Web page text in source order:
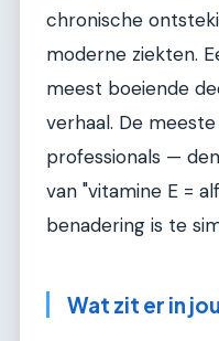
chronische
moderne ziekten.
meest boeiende
verhaal. De
professionals —
van "vitamine E =
benadering is te
Wat zit er in